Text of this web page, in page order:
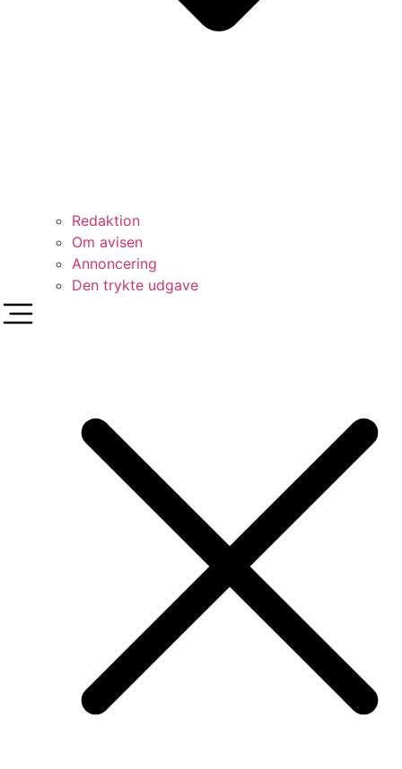
Redaktion
Om avisen
Annoncering
Den trykte udgave